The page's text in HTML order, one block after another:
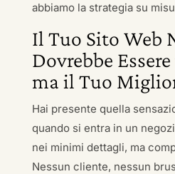
abbiamo la strategia su
Il Tuo Sito Web
Dovrebbe
ma il Tuo
Hai presente quella
quando si entra in un
nei minimi dettagli, ma
Nessun cliente, nessun